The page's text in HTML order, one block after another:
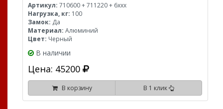
Артикул: 710600 + 711220 + 6xxx
Нагрузка, кг: 100
Замок: Да
Материал: Алюминий
Цвет: Черный
В наличии
Цена: 45200
В корзину В 1 клик